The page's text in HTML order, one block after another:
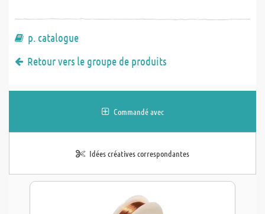
p. catalogue
Retour vers le groupe de produits
Commandé avec
Idées créatives correspondantes